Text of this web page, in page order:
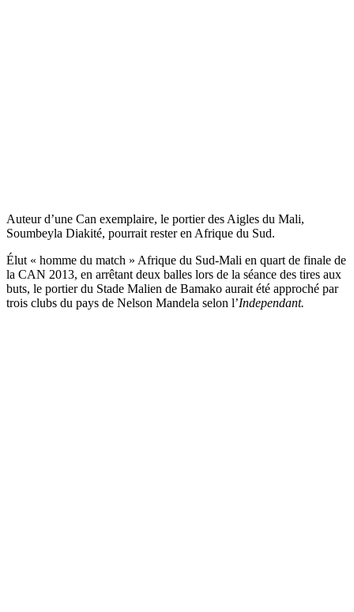
Auteur d’une Can exemplaire, le portier des Aigles du Mali,
Soumbeyla Diakité, pourrait rester en Afrique du Sud.
Élut « homme du match » Afrique du Sud-Mali en quart de finale de
la CAN 2013, en arrêtant deux balles lors de la séance des tires aux
buts, le portier du Stade Malien de Bamako aurait été approché par
trois clubs du pays de Nelson Mandela selon l’Independant.